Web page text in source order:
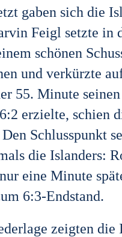
gaben sich die
Feigl setzte in
schönen
und verkürzte
55. Minute
erzielte, schien
Schlusspunkt
die Islanders:
eine Minute
6:3-Endstand.
zeigten die